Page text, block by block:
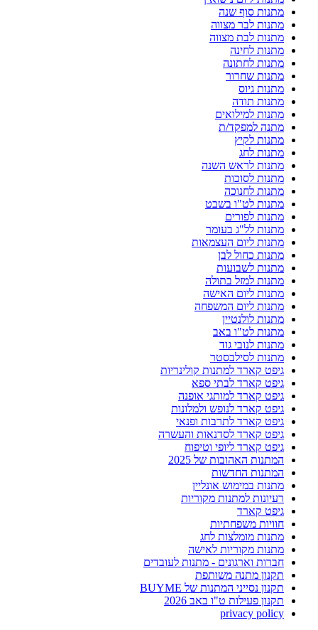
מתנות סוף שנה
מתנות לבר מצווה
מתנות לבת מצווה
מתנות לחינה
מתנות לחתונה
מתנות שחרור
מתנות גיוס
מתנות תודה
מתנות למילואים
מתנה למפקד/ת
מתנות לקיץ
מתנות לחג
מתנות לראש השנה
מתנות לסוכות
מתנות לחנוכה
מתנות לט"ו בשבט
מתנות לפורים
מתנות לל"ג בעומר
מתנות ליום העצמאות
מתנות כחול לבן
מתנות לשבועות
מתנות למזל בתולה
מתנות ליום האישה
מתנות ליום המשפחה
מתנות לולנטיין
מתנות לט"ו באב
מתנות לנובי גוד
מתנות לסילבסטר
גיפט קארד למתנות קולינריות
גיפט קארד לבתי ספא
גיפט קארד למותגי אופנה
גיפט קארד לנופש ולמלונות
גיפט קארד לתרבות ופנאי
גיפט קארד לסדנאות והעשרה
גיפט קארד ליופי וטיפוח
המתנות האהובות של 2025
המתנות החדשות
מתנות במימוש אונליין
רעיונות למתנות מקוריות
גיפט קארד
חוויות משפחתיות
מתנות מומלצות לחג
מתנות מקוריות לאישה
חברות וארגונים - מתנות לעובדים
תקנון מתנה משותפת
תקנון נסייני המתנות של BUYME
תקנון פעילות ט"ו באב 2026
privacy policy